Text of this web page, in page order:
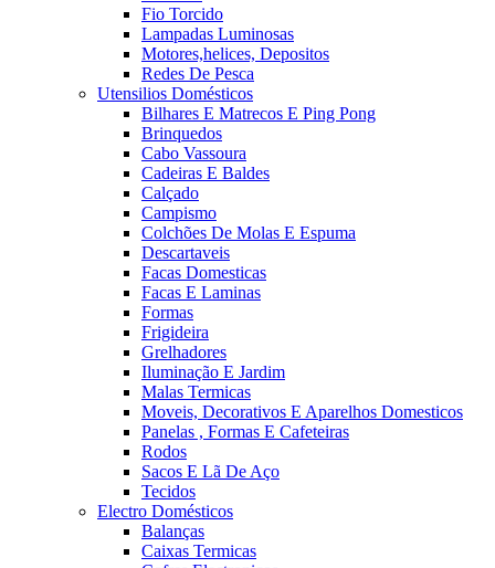
Fio Torcido
Lampadas Luminosas
Motores,helices, Depositos
Redes De Pesca
Utensilios Domésticos
Bilhares E Matrecos E Ping Pong
Brinquedos
Cabo Vassoura
Cadeiras E Baldes
Calçado
Campismo
Colchões De Molas E Espuma
Descartaveis
Facas Domesticas
Facas E Laminas
Formas
Frigideira
Grelhadores
Iluminação E Jardim
Malas Termicas
Moveis, Decorativos E Aparelhos Domesticos
Panelas , Formas E Cafeteiras
Rodos
Sacos E Lã De Aço
Tecidos
Electro Domésticos
Balanças
Caixas Termicas